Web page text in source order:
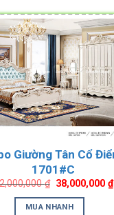
Giường Tân Cổ
1701#C
₫ Original
price
was:
52,000,000 ₫.
38,000,000 ₫
MUA NHANH